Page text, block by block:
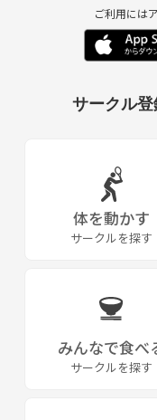
ご利用には
サークル登
体を動かす
サークルを探す
みんなで食べ
サークルを探す